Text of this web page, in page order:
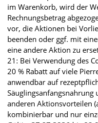
im Warenkorb, wird der
Rechnungsbetrag
vor, die Aktionen bei
beenden oder ggf. mit
eine andere Aktion zu
21: Bei Verwendung des
20 % Rabatt auf viele
anwendbar auf
anderen Aktionsvorteilen
kombinierbar und nur